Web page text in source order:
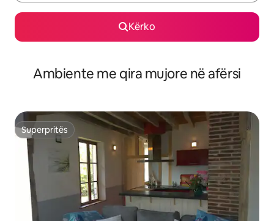
Kërko
Ambiente me qira mujore në afërsi
Superpritës
Superpritës